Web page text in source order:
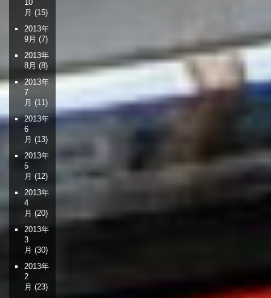
10
月 (15)
2013年
9月 (7)
2013年
8月 (8)
2013年
7
月 (11)
2013年
6
月 (13)
2013年
5
月 (12)
2013年
4
月 (20)
2013年
3
月 (30)
2013年
2
月 (23)